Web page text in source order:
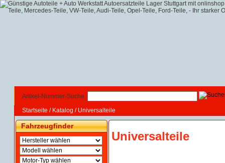
Artikel-Nummer-Suche:
Startseite / Katalog / Universalteile
Fahrzeugfinder
Universalteile